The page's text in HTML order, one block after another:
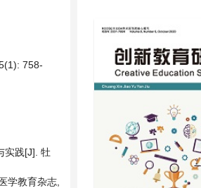
758-
实践[J]. 牡
学教育杂志,